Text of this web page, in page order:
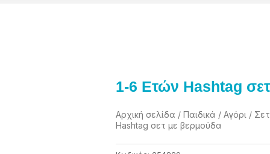
1-6 Ετών Hashtag
Αρχική σελίδα / Παιδικά / Αγόρι /
Hashtag σετ με βερμούδα